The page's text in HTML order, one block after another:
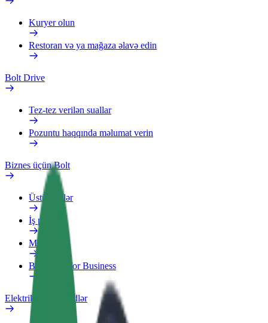
Kuryer olun
Restoran və ya mağaza əlavə edin
Bolt Drive
Tez-tez verilən suallar
Pozuntu haqqında məlumat verin
Biznes üçün Bolt
Üstünlüklər
İş profili
Məhsullar
Bolt Food for Business
Elektrikli velosipedlər